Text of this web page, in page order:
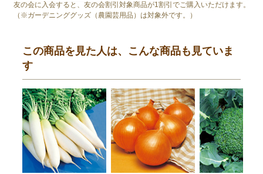
友の会に入会すると、友の会割引対象商品が1割引でご購入いただけます。
（※ガーデニンググッズ（農園芸用品）は対象外です。）
この商品を見た人は、こんな商品も見ていま
す